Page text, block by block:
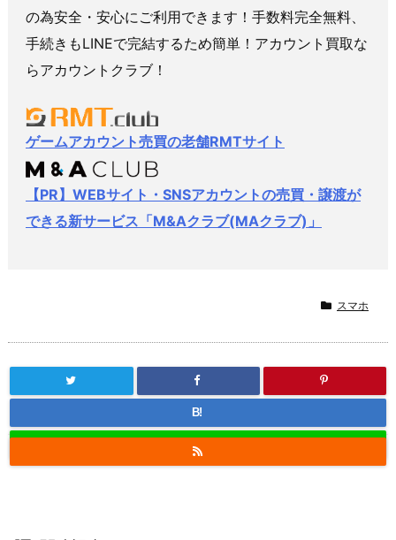
の為安全・安心にご利用できます！手数料完全無料、
手続きもLINEで完結するため簡単！アカウント買取な
らアカウントクラブ！
ゲームアカウント売買の老舗RMTサイト
【PR】WEBサイト・SNSアカウントの売買・譲渡が
できる新サービス「M&Aクラブ(MAクラブ)」
スマホ
B!